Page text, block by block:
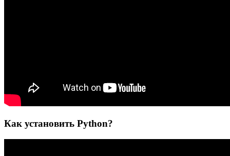
Как установить Python?